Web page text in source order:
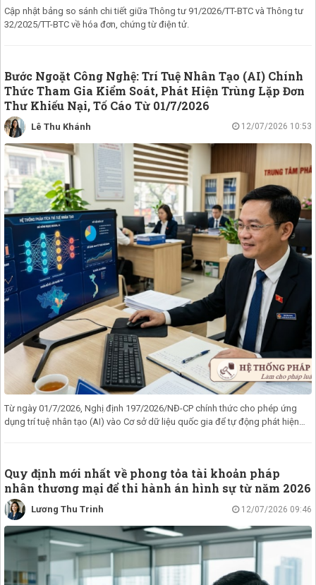
Cập nhật bảng so sánh chi tiết giữa Thông tư 91/2026/TT-BTC và Thông tư
32/2025/TT-BTC về hóa đơn, chứng từ điện tử.
Bước Ngoặt Công Nghệ: Trí Tuệ Nhân Tạo (AI) Chính
Thức Tham Gia Kiểm Soát, Phát Hiện Trùng Lặp Đơn
Thư Khiếu Nại, Tố Cáo Từ 01/7/2026
Từ ngày 01/7/2026, Nghị định 197/2026/NĐ-CP chính thức cho phép ứng
dụng trí tuệ nhân tạo (AI) vào Cơ sở dữ liệu quốc gia để tự động phát hiện
Lê Thu Khánh 12/07/2026 10:53
Quy định mới nhất về phong tỏa tài khoản pháp
nhân thương mại để thi hành án hình sự từ năm 2026
Lương Thu Trinh 12/07/2026 09:46